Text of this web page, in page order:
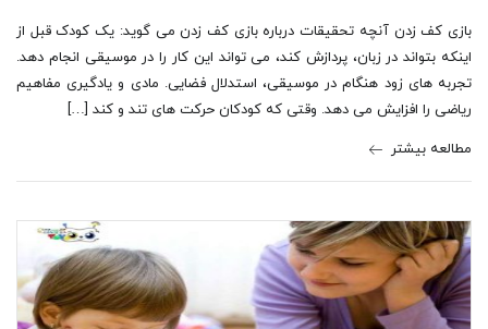
بازی کف زدن آنچه تحقیقات درباره بازی کف زدن می گوید: یک کودک قبل از
اینکه بتواند در زبان، پردازش کند، می تواند این کار را در موسیقی انجام دهد.
تجربه های زود هنگام در موسیقی، استدلال فضایی. مادی و یادگیری مفاهیم
ریاضی را افزایش می دهد. وقتی که کودکان حرکت های تند و کند […]
مطالعه بیشتر